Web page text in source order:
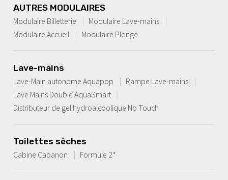
AUTRES MODULAIRES
Modulaire Billetterie
Modulaire Lave-mains
Modulaire Accueil
Modulaire Plonge
Lave-mains
Lave-Main autonome Aquapop
Rampe Lave-mains
Lave Mains Double AquaSmart
Distributeur de gel hydroalcoolique No Touch
Toilettes sèches
Cabine Cabanon
Formule 2*